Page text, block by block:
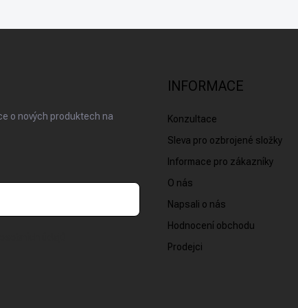
o nových produktech na
INFORMACE
Konzultace
Sleva pro ozbrojené složky
Informace pro zákazníky
O nás
Napsali o nás
Hodnocení obchodu
Prodejci